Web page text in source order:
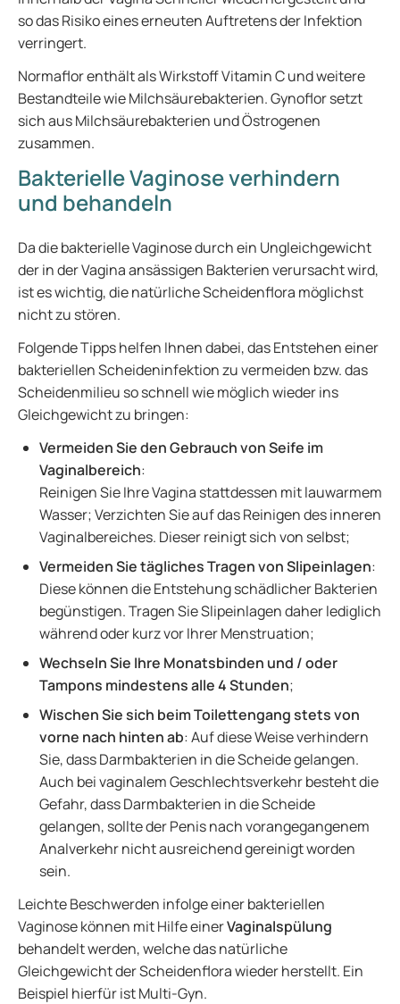
so das Risiko eines erneuten Auftretens der Infektion
verringert.
Normaflor enthält als Wirkstoff Vitamin C und weitere
Bestandteile wie Milchsäurebakterien. Gynoflor setzt
sich aus Milchsäurebakterien und Östrogenen
zusammen.
Bakterielle Vaginose verhindern
und behandeln
Da die bakterielle Vaginose durch ein Ungleichgewicht
der in der Vagina ansässigen Bakterien verursacht wird,
ist es wichtig, die natürliche Scheidenflora möglichst
nicht zu stören.
Folgende Tipps helfen Ihnen dabei, das Entstehen einer
bakteriellen Scheideninfektion zu vermeiden bzw. das
Scheidenmilieu so schnell wie möglich wieder ins
Gleichgewicht zu bringen:
Vermeiden Sie den Gebrauch von Seife im
Vaginalbereich:
Reinigen Sie Ihre Vagina stattdessen mit lauwarmem
Wasser; Verzichten Sie auf das Reinigen des inneren
Vaginalbereiches. Dieser reinigt sich von selbst;
Vermeiden Sie tägliches Tragen von Slipeinlagen:
Diese können die Entstehung schädlicher Bakterien
begünstigen. Tragen Sie Slipeinlagen daher lediglich
während oder kurz vor Ihrer Menstruation;
Wechseln Sie Ihre Monatsbinden und / oder
Tampons mindestens alle 4 Stunden;
Wischen Sie sich beim Toilettengang stets von
vorne nach hinten ab: Auf diese Weise verhindern
Sie, dass Darmbakterien in die Scheide gelangen.
Auch bei vaginalem Geschlechtsverkehr besteht die
Gefahr, dass Darmbakterien in die Scheide
gelangen, sollte der Penis nach vorangegangenem
Analverkehr nicht ausreichend gereinigt worden
sein.
Leichte Beschwerden infolge einer bakteriellen
Vaginose können mit Hilfe einerVaginalspülung
behandelt werden, welche das natürliche
Gleichgewicht der Scheidenflora wieder herstellt. Ein
Beispiel hierfür ist Multi-Gyn.